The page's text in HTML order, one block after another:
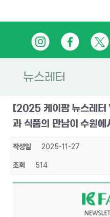
인
스
타
그
램
페
이
스
북
트
위
뉴스레터
[2025 케이팜 뉴스레
과 식품의 만남이 수원에
작성일 2025-11-27
조회 514